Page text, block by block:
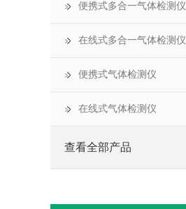
便携式多合一气体检测仪
在线式多合一气体检测仪
便携式气体检测仪
在线式气体检测仪
查看全部产品